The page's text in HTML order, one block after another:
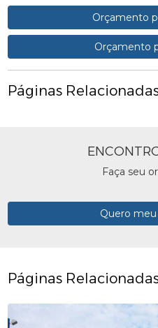
Orçamento
Orçamento
Páginas
Faça seu
Quero
Páginas